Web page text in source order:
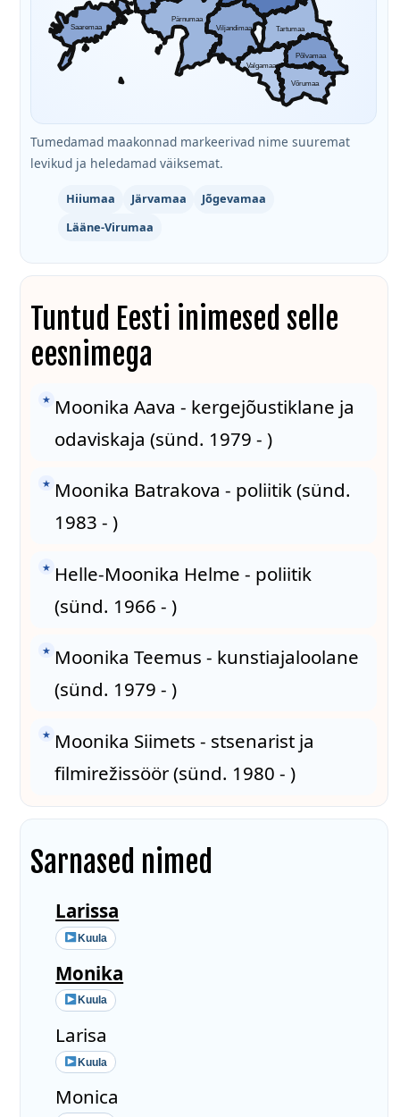
Saaremaa
Pärnumaa
Viljandimaa
Tartumaa
Põlvamaa
Võrumaa
Valgamaa
Tumedamad maakonnad markeerivad nime suuremat
levikud ja heledamad väiksemat.
Hiiumaa Järvamaa
Jõgevamaa
Lääne-Virumaa
Tuntud Eesti inimesed selle
eesnimega
★ Moonika Aava - kergejõustiklane ja
odaviskaja (sünd. 1979 - )
★ Moonika Batrakova - poliitik (sünd.
1983 - )
★ Helle-Moonika Helme - poliitik
(sünd. 1966 - )
★ Moonika Teemus - kunstiajaloolane
(sünd. 1979 - )
★ Moonika Siimets - stsenarist ja
filmirežissöör (sünd. 1980 - )
Sarnased nimed
Larissa
Kuula
Monika
Kuula
Larisa
Kuula
Monica